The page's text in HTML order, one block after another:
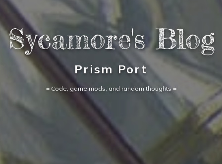
Sycamore's Blog
Prism Port
= Code, game mods, and random thoughts =